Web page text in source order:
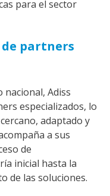
para el sector
partners
Adiss
especializados, lo
adaptado y
a sus
de
inicial hasta la
de las soluciones.